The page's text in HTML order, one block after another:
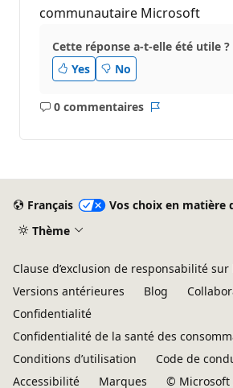
communautaire Microsoft
Cette réponse a-t-elle été utile ?
Yes
No
0 commentaires
Aucun
Français
Vos choix en matière
Thème
Clause d’exclusion de responsabilité sur
Versions antérieures
Blog
Confidentialité
Confidentialité de la santé des
Conditions d’utilisation
Code de
Accessibilité
Marques © Microsoft